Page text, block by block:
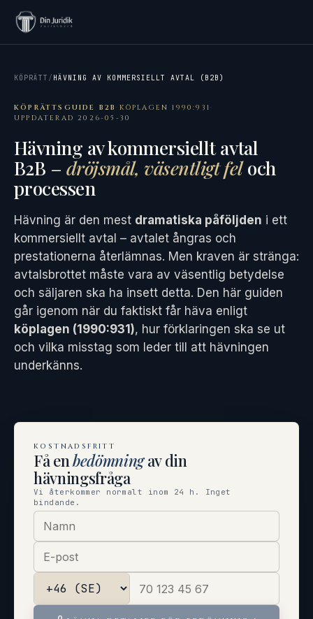
KÖPRÄTT / HÄVNING AV KOMMERSIELLT AVTAL (B2B)
KÖPRÄTTSGUIDE B2B· KÖPLAGEN 1990:931·
UPPDATERAD 2026-05-30
Hävning av kommersiellt avtal
B2B – dröjsmål, väsentligt feloch
processen
Hävning är den mest dramatiska påföljden i ett
kommersiellt avtal – avtalet ångras och
prestationerna återlämnas. Men kraven är stränga:
avtalsbrottet måste vara av väsentlig betydelse
och säljaren ska ha insett detta. Den här guiden
går igenom när du faktiskt får häva enligt
köplagen (1990:931), hur förklaringen ska se ut
och vilka misstag som leder till att hävningen
underkänns.
KOSTNADSFRITT
Få enbedömningav din
hävningsfråga
Vi återkommer normalt inom 24 h. Inget
bindande.